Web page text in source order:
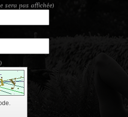
sera pas affichée)